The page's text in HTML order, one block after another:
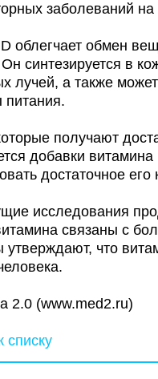
заболеваний на
облегчает обмен
синтезируется в
лучей, а также
питания.
получают
добавки
достаточное его
исследования
связаны с
утверждают, что
2.0 (www.med2.ru)
списку